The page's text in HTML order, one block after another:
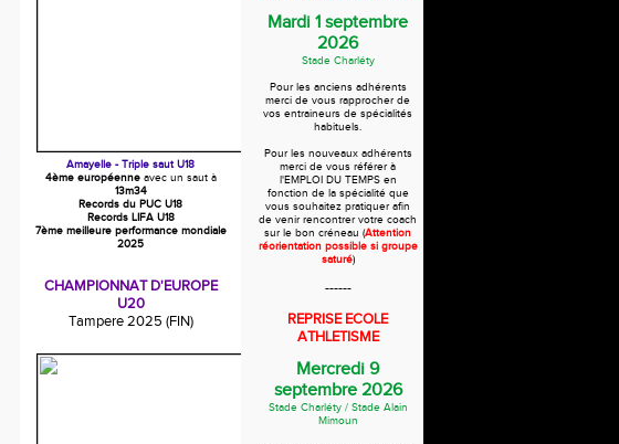
Amayelle - Triple saut U18
4ème européenneavec un saut à
13m34
Records du PUC U18
Records LIFA U18
7ème meilleure performance mondiale
2025
CHAMPIONNAT D'EUROPE
U20
Tampere 2025 (FIN)
Mardi 1 septembre
2026
Stade Charléty
Pour les anciens adhérents
merci de vous rapprocher de
vos entraineurs de spécialités
habituels.
Pour les nouveaux adhérents
merci de vous référer à
l'EMPLOI DU TEMPS en
fonction de la spécialité que
vous souhaitez pratiquer afin
de venir rencontrer votre coach
sur le bon créneau (Attention
réorientation possible si groupe
saturé)
------
REPRISE ECOLE
ATHLETISME
Mercredi 9
septembre 2026
Stade Charléty / Stade Alain
Mimoun